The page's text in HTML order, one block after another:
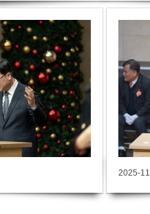
2025-